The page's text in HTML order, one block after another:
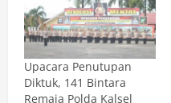
Upacara Penutupan
Diktuk, 141 Bintara
Remaja Polda Kalsel